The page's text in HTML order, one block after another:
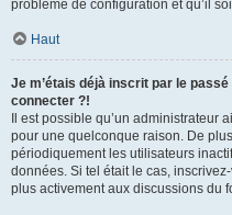
problème de configuration et qu’il
Haut
Je m’étais déjà inscrit par le
connecter ?!
Il est possible qu’un administrateur
pour une quelconque raison. De
périodiquement les utilisateurs
données. Si tel était le cas,
plus activement aux discussions du